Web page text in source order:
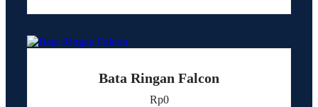
Bata Ringan Falcon
Rp0